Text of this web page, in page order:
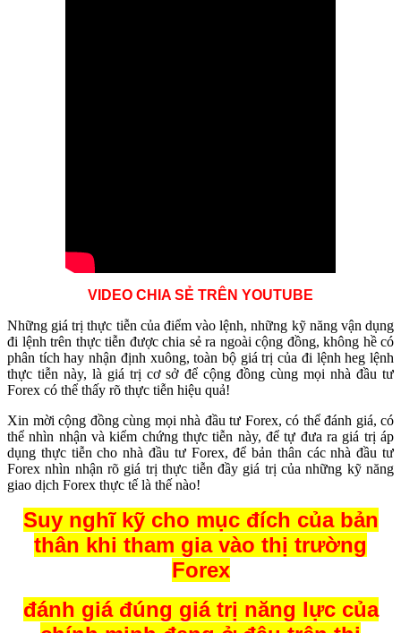
VIDEO CHIA SẺ TRÊN YOUTUBE
Những giá trị thực tiễn của điểm vào lệnh, những kỹ năng vận dụng
đi lệnh trên thực tiễn được chia sẻ ra ngoài cộng đồng, không hề có
phân tích hay nhận định xuông, toàn bộ giá trị của đi lệnh heg lệnh
thực tiễn này, là giá trị cơ sở để cộng đồng cùng mọi nhà đầu tư
Forex có thể thấy rõ thực tiễn hiệu quả!
Xin mời cộng đồng cùng mọi nhà đầu tư Forex, có thể đánh giá, có
thể nhìn nhận và kiểm chứng thực tiễn này, để tự đưa ra giá trị áp
dụng thực tiễn cho nhà đầu tư Forex, để bản thân các nhà đầu tư
Forex nhìn nhận rõ giá trị thực tiễn đầy giá trị của những kỹ năng
giao dịch Forex thực tế là thế nào!
Suy nghĩ kỹ cho mục đích của bản
thân khi tham gia vào thị trường
Forex
đánh giá đúng giá trị năng lực của